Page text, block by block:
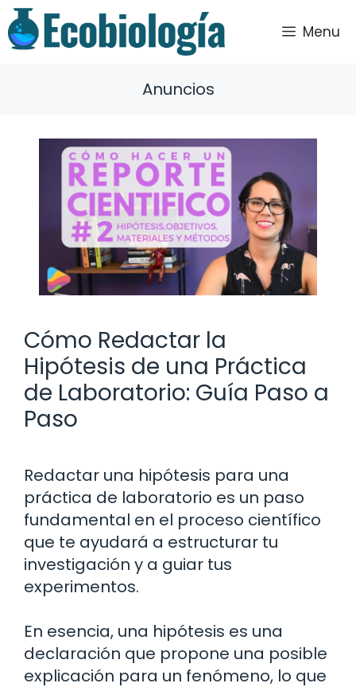
Saltar
al
contenido
Menu
Anuncios
Cómo Redactar la
Hipótesis de una Práctica
de Laboratorio: Guía Paso a
Paso
Redactar una hipótesis para una
práctica de laboratorio es un paso
fundamental en el proceso científico
que te ayudará a estructurar tu
investigación y a guiar tus
experimentos.
En esencia, una hipótesis es una
declaración que propone una posible
explicación para un fenómeno, lo que